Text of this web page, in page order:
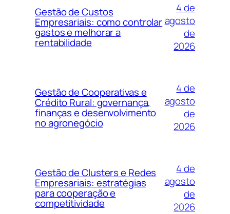
Gestão de Custos
Empresariais: como controlar
gastos e melhorar a
rentabilidade
4 de
agosto
de
2026
Gestão de Cooperativas e
Crédito Rural: governança,
finanças e desenvolvimento
no agronegócio
4 de
agosto
de
2026
Gestão de Clusters e Redes
Empresariais: estratégias
para cooperação e
competitividade
4 de
agosto
de
2026